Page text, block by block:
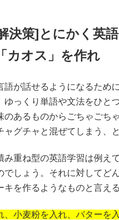
決策]とにかく英
カオス」を作れ
語が話せるようになるため
ゆっくり単語や文法をひと
のあるものからごちゃごち
ャグチャと混ぜてしまう、
み重ね型の英語学習は例え
でしょう。それに対してど
キを作るようなものと言え
、小麦粉を入れ、バターを